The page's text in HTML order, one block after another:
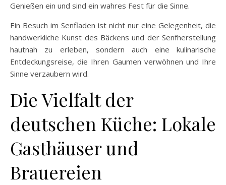
Genießen ein und sind ein wahres Fest für die Sinne.
Ein Besuch im Senfladen ist nicht nur eine Gelegenheit, die
handwerkliche Kunst des Bäckens und der Senfherstellung
hautnah zu erleben, sondern auch eine kulinarische
Entdeckungsreise, die Ihren Gaumen verwöhnen und Ihre
Sinne verzaubern wird.
Die Vielfalt der
deutschen Küche: Lokale
Gasthäuser und
Brauereien